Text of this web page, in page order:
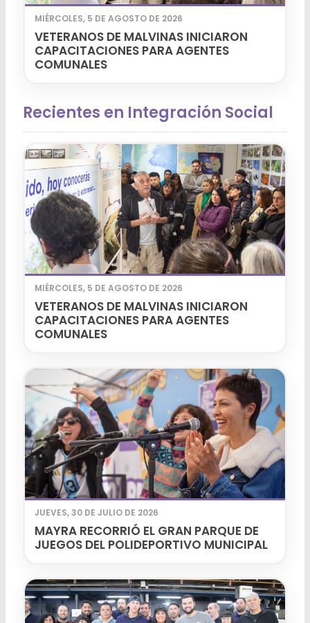
MIÉRCOLES, 5 DE AGOSTO DE 2026
VETERANOS DE MALVINAS INICIARON
CAPACITACIONES PARA AGENTES
COMUNALES
Recientes en Integración Social
MIÉRCOLES, 5 DE AGOSTO DE 2026
VETERANOS DE MALVINAS INICIARON
CAPACITACIONES PARA AGENTES
COMUNALES
JUEVES, 30 DE JULIO DE 2026
MAYRA RECORRIÓ EL GRAN PARQUE DE
JUEGOS DEL POLIDEPORTIVO MUNICIPAL